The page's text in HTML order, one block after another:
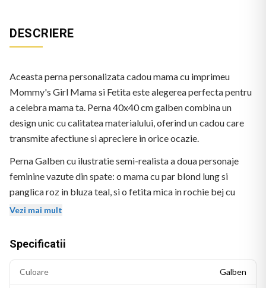
DESCRIERE
Aceasta perna personalizata cadou mama cu imprimeu
Mommy's Girl Mama si Fetita este alegerea perfecta pentru
a celebra mama ta. Perna 40x40 cm galben combina un
design unic cu calitatea materialului, oferind un cadou care
transmite afectiune si apreciere in orice ocazie.
Perna Galben cu ilustratie semi-realista a doua personaje
feminine vazute din spate: o mama cu par blond lung si
panglica roz in bluza teal, si o fetita mica in rochie bej cu
buline. Textul "MOMMY's Girl" apare deasupra in negru si
Vezi mai mult
Specificatii
Culoare Galben